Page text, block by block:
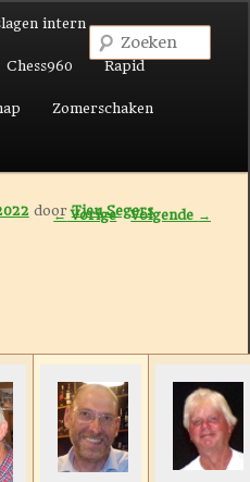
inhoud
inhoud
intern
Chess960 Rapid
Zomerschaken
Berichtnavigatie
← Vorige Volgende →
doorTjeu Segers